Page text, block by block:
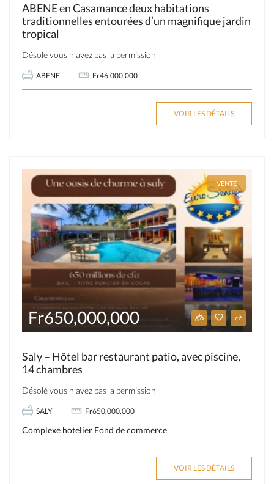
ABENE en Casamance deux habitations
traditionnelles entourées d’un magnifique jardin
tropical
Désolé vous n’avez pas la permission
ABENE Fr46,000,000
VOIR LES DÉTAILS
VENTE
Fr650,000,000
Saly – Hôtel bar restaurant patio, avec piscine,
14 chambres
Désolé vous n’avez pas la permission
SALY Fr650,000,000
Complexe hotelier Fond de commerce
VOIR LES DÉTAILS